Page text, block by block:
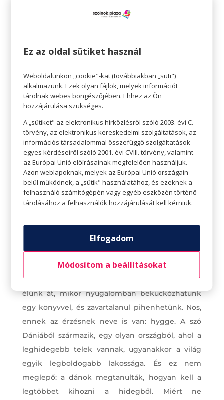
A másik ok, amiért a tél a legjobb évszak az
utazásra, az az, hogy a pénzünk többet ér. A
legtöbb turisztikai célpont szezonálisan
változtatja az árat, ami azt jelenti, hogy nyáron
gyakran exponenciálisan többet kell fizetni, mint
télen. Drágábbak az utazás feltételei, drágábbak
a szállások. A szezonon kívül egy ötcsillagos
szállodában is sokkal jobb áron pihenhetünk,
mint főidényben. Élvezzük a napjainkat
Egy kis hygge
hibernálás
Mindenki ismeri azt a bizonyos érzést, amit akkor
élünk át, mikor nyugalomban bekuckózhatunk
egy könyvvel, és zavartalanul pihenhetünk. Nos,
ennek az érzésnek neve is van: hygge. A szó
Dániából származik, egy olyan országból, ahol a
leghidegebb telek vannak, ugyanakkor a világ
egyik legboldogabb lakossága. És ez nem
meglepő: a dánok megtanulták, hogyan kell a
legtöbbet kihozni a hidegből. Miért ne
Ez az oldal sütiket használ
Weboldalunkon „cookie"-kat (továbbiakban „süti")
alkalmazunk. Ezek olyan fájlok, melyek információt
tárolnak webes böngészőjében. Ehhez az Ön
hozzájárulása szükséges.
A „sütiket" az elektronikus hírközlésről szóló 2003. évi C.
törvény, az elektronikus kereskedelmi szolgáltatások, az
információs társadalommal összefüggő szolgáltatások
egyes kérdéseiről szóló 2001. évi CVIII. törvény, valamint
az Európai Unió előírásainak megfelelően használjuk.
Azon weblapoknak, melyek az Európai Unió országain
belül működnek, a „sütik" használatához, és ezeknek a
felhasználó számítógépén vagy egyéb eszközén történő
tárolásához a felhasználók hozzájárulását kell kérniük.
Elfogadom
Módosítom a beállításokat